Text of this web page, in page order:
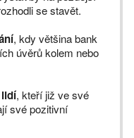
se stavět.
, kdy většina bank
úvěrů kolem nebo
, kteří již ve své
své pozitivní